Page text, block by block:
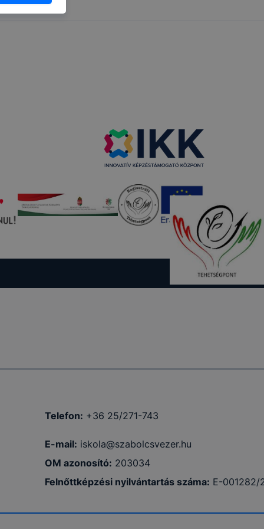
Telefon: +36 25/271-743
E-mail: iskola@szabolcsvezer.hu
OM azonosító: 203034
Felnőttképzési nyilvántartás száma: E-001282/
és
egyedi
k